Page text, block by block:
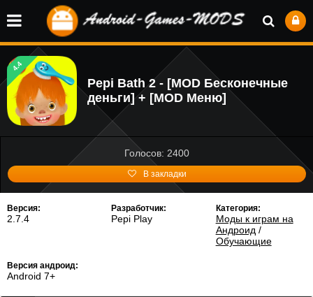
4.4
Pepi Bath 2 - [MOD Бесконечные
деньги] + [MOD Меню]
Голосов: 2400
В закладки
Версия:
2.7.4
Разработчик:
Pepi Play
Категория:
Моды к играм на
Андроид /
Обучающие
Версия андроид:
Android 7+